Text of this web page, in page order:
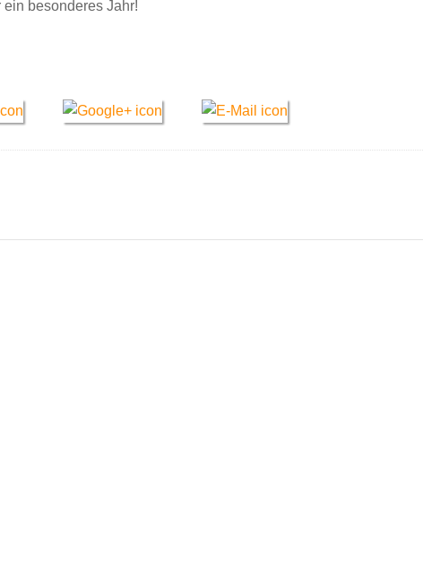
besonderes Jahr!